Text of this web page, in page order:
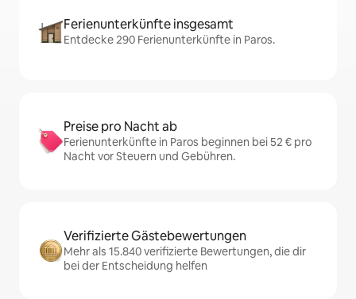
Ferienunterkünfte insgesamt
Entdecke 290 Ferienunterkünfte in Paros.
Preise pro Nacht ab
Ferienunterkünfte in Paros beginnen bei 52 € pro
Nacht vor Steuern und Gebühren.
Verifizierte Gästebewertungen
Mehr als 15.840 verifizierte Bewertungen, die dir
bei der Entscheidung helfen